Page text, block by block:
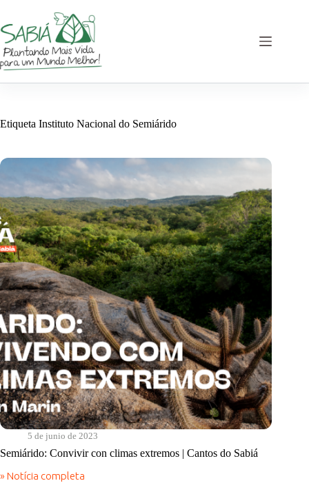
contenido
Etiqueta Instituto Nacional do Semiárido
5 de junio de 2023
Semiárido: Convivir con climas extremos | Cantos do Sabiá
» Notícia completa
Semiárido: